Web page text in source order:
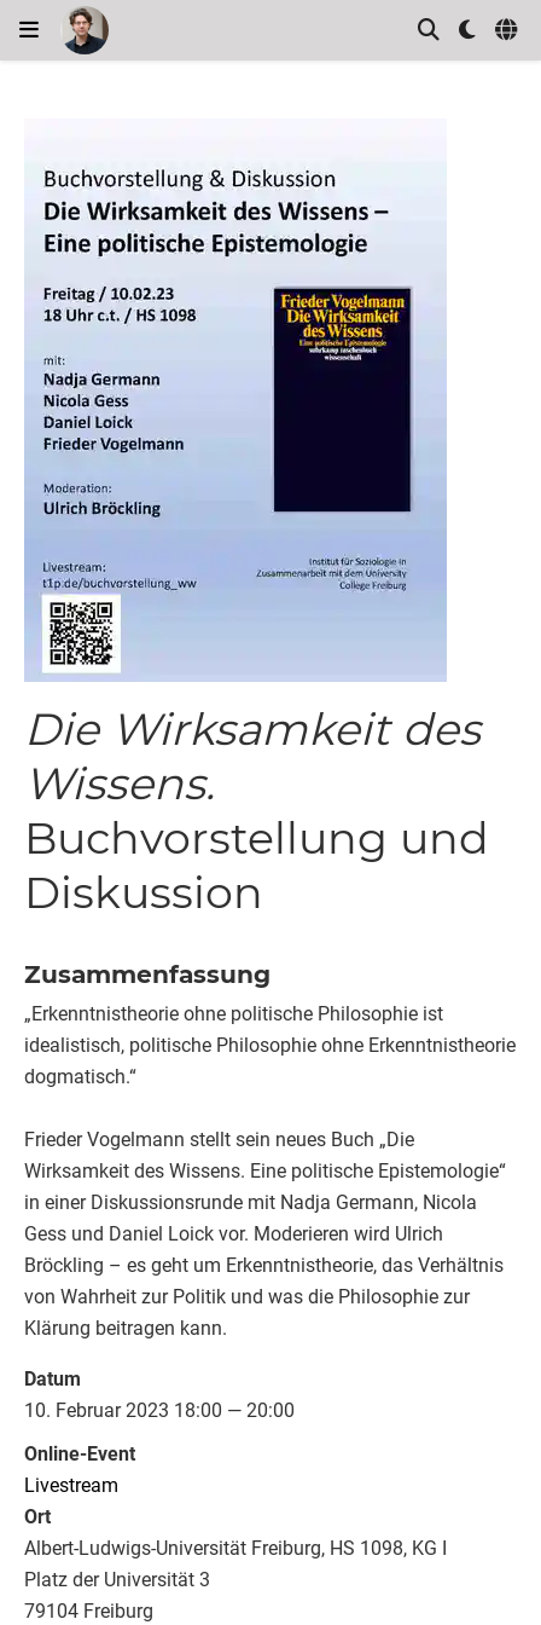
Die Wirksamkeit des
Wissens.
Buchvorstellung und
Diskussion
Zusammenfassung
„Erkenntnistheorie ohne politische Philosophie ist
idealistisch, politische Philosophie ohne Erkenntnistheorie
dogmatisch.“
Frieder Vogelmann stellt sein neues Buch „Die
Wirksamkeit des Wissens. Eine politische Epistemologie“
in einer Diskussionsrunde mit Nadja Germann, Nicola
Gess und Daniel Loick vor. Moderieren wird Ulrich
Bröckling – es geht um Erkenntnistheorie, das Verhältnis
von Wahrheit zur Politik und was die Philosophie zur
Klärung beitragen kann.
Datum
10. Februar 2023 18:00 — 20:00
Online-Event
Livestream
Ort
Albert-Ludwigs-Universität Freiburg, HS 1098, KG I
Platz der Universität 3
79104 Freiburg